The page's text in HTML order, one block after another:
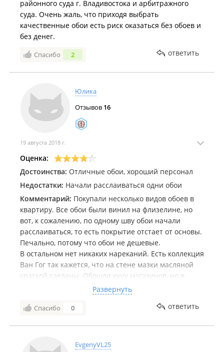
районного суда г. Владивостока и арбитражного
суда. Очень жаль, что приходя выбрать
качественные обои есть риск оказаться без обоев и
без денег.
Спасибо 2 ответить
Юлика
Отзывов 16
19 августа 2018 г.
Оценка:
Достоинства: Отличные обои, хороший персонал
Недостатки: Начали расслаиваться одни обои
Комментарий: Покупали несколько видов обоев в
квартиру. Все обои были винил на флизелине, но
вот, к сожалению, по одному шву обои начали
расслаиваться, то есть покрытие отстает от основы.
Печально, потому что обои не дешевые.
В остальном нет никаких нареканий. Есть коллекция
Ван Гог так кажется, что на стене мазки масляной
краской сделаны. Обошли кучу магазинов, но в
других местах такой красоты не было.
Очень терпеливые девушки работают. Достают
кучу каталогов, сразу узнают наличие. Обои под
Развернуть
Спасибо 0 ответить
EvgenyVL25